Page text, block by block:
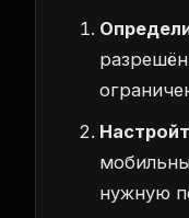
нужную